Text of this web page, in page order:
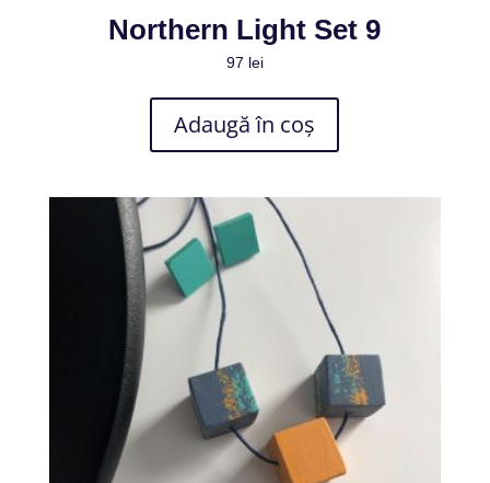
Northern Light Set 9
97 lei
Adaugă în coș